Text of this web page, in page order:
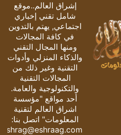
إشراق العالم..موقع
شامل تقني إخباري
اجتماعي, يهتم بالتدوين
في كافة المجالات
ومنها المجال التقني
والذكاء المنزلي وأدوات
التقنية وغير ذلك من
المجالات التقنية
والتكنولوجية والعامة.
أحد مواقع "مؤسسة
اشراق العالم لتقنية
المعلومات" اتصل بنا:
eshrag@eshraag.com